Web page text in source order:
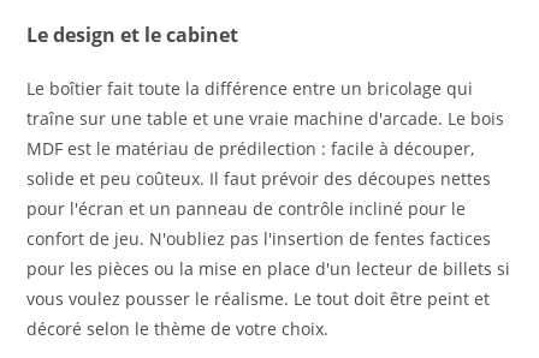
Le design et le cabinet
Le boîtier fait toute la différence entre un bricolage qui
traîne sur une table et une vraie machine d'arcade. Le bois
MDF est le matériau de prédilection : facile à découper,
solide et peu coûteux. Il faut prévoir des découpes nettes
pour l'écran et un panneau de contrôle incliné pour le
confort de jeu. N'oubliez pas l'insertion de fentes factices
pour les pièces ou la mise en place d'un lecteur de billets si
vous voulez pousser le réalisme. Le tout doit être peint et
décoré selon le thème de votre choix.